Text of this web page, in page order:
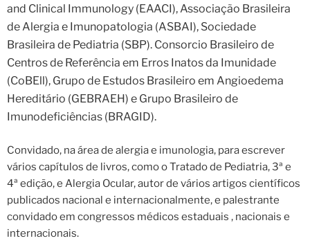
and Clinical Immunology (EAACI), Associação Brasileira
de Alergia e Imunopatologia (ASBAI), Sociedade
Brasileira de Pediatria (SBP). Consorcio Brasileiro de
Centros de Referência em Erros Inatos da Imunidade
(CoBEll), Grupo de Estudos Brasileiro em Angioedema
Hereditário (GEBRAEH) e Grupo Brasileiro de
Imunodeficiências (BRAGID).
Convidado, na área de alergia e imunologia, para escrever
vários capítulos de livros, como o Tratado de Pediatria, 3ª e
4ª edição, e Alergia Ocular, autor de vários artigos científicos
publicados nacional e internacionalmente, e palestrante
convidado em congressos médicos estaduais , nacionais e
internacionais.